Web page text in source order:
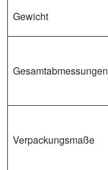
Gewicht
Gesamtabmessungen
Verpackungsmaße